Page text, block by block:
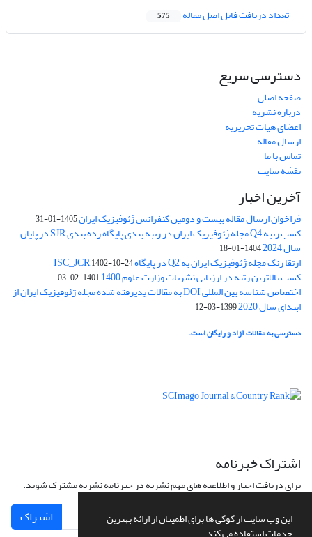
این وب سایت از کوکی ها برای اطمینان از ارائه بهترین
خدمات استفاده می کند.
تعداد دریافت فایل اصل مقاله 575
دسترسی سریع
صفحه اصلی
درباره نشریه
اعضای هیات تحریریه
ارسال مقاله
تماس با ما
نقشه سایت
آخرین اخبار
فراخوان ارسال مقاله بیست و دومین کنفرانس ژئوفیزیک ایران1405-01-31
کسب رتبه Q4 مجله ژئوفیزیک ایران در رتبه بندی پایگاه رده بندی SJR در پایان
سال 2024 1404-01-18
ارتقا رنک مجله ژئوفیزیک ایران به Q2 در پایگاه ISC_JCR 1402-10-24
کسب بالاترین رتبه در ارزیابی نشریات وزارت علوم 1400 1401-02-03
اختصاص شناسه بین المللی DOI به مقالات پذیرفته شده مجله ژئوفیزیک ایران از
ابتدای سال 2020 1399-03-12
دسترسی به مقالات آزاد و رایگان است.
اشتراک خبرنامه
برای دریافت اخبار و اطلاعیه های مهم نشریه در خبرنامه نشریه مشترک شوید.
اشتراک